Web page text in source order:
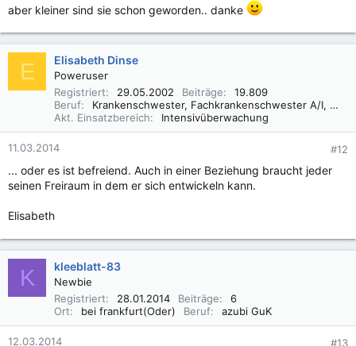
aber kleiner sind sie schon geworden.. danke
E Elisabeth Dinse
Poweruser
Registriert
29.05.2002 Beiträge
19.809
Beruf
Krankenschwester, Fachkrankenschwester A/I, Praxisbegleiter Basale Stimulation
Akt. Einsatzbereich
Intensivüberwachung
11.03.2014 #12
... oder es ist befreiend. Auch in einer Beziehung braucht jeder
seinen Freiraum in dem er sich entwickeln kann.
Elisabeth
K kleeblatt-83
Newbie
Registriert
28.01.2014 Beiträge
6
Ort
bei frankfurt(Oder) Beruf azubi GuK
12.03.2014 #13